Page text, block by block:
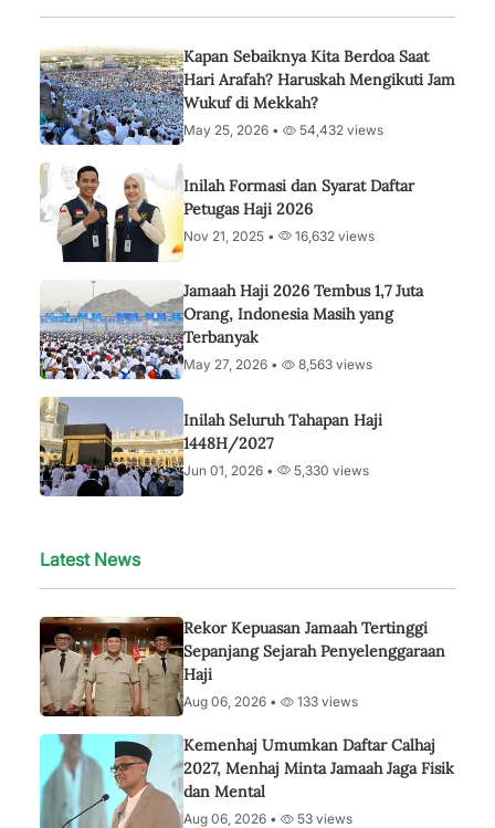
Kapan Sebaiknya Kita Berdoa Saat
Hari Arafah? Haruskah Mengikuti Jam
Wukuf di Mekkah?
May 25, 2026 • 54,432 views
Inilah Formasi dan Syarat Daftar
Petugas Haji 2026
Nov 21, 2025 • 16,632 views
Jamaah Haji 2026 Tembus 1,7 Juta
Orang, Indonesia Masih yang
Terbanyak
May 27, 2026 • 8,563 views
Inilah Seluruh Tahapan Haji
1448H/2027
Jun 01, 2026 • 5,330 views
Latest News
Rekor Kepuasan Jamaah Tertinggi
Sepanjang Sejarah Penyelenggaraan
Haji
Aug 06, 2026 • 133 views
Kemenhaj Umumkan Daftar Calhaj
2027, Menhaj Minta Jamaah Jaga Fisik
dan Mental
Aug 06, 2026 • 53 views